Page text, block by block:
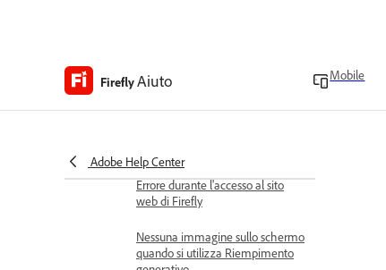
FireflyAiuto Mobile
Adobe Help Center
Errore durante l'accesso al sito
web di Firefly
Nessuna immagine sullo schermo
quando si utilizza Riempimento